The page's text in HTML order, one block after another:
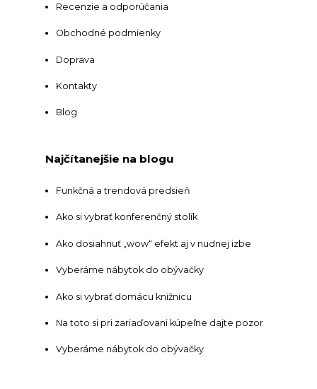
Recenzie a odporúčania
Obchodné podmienky
Doprava
Kontakty
Blog
Najčítanejšie na blogu
Funkčná a trendová predsieň
Ako si vybrať konferenčný stolík
Ako dosiahnuť „wow“ efekt aj v nudnej izbe
Vyberáme nábytok do obývačky
Ako si vybrať domácu knižnicu
Na toto si pri zariaďovani kúpeľne dajte pozor
Vyberáme nábytok do obývačky